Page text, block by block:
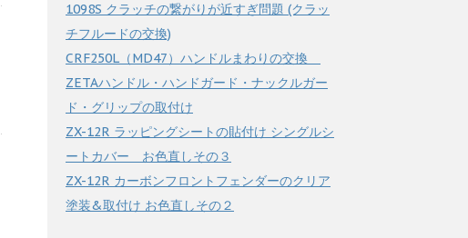
1098S クラッチの繋がりが近すぎ問題 (クラッ
チフルードの交換)
CRF250L（MD47）ハンドルまわりの交換
ZETAハンドル・ハンドガード・ナックルガー
ド・グリップの取付け
ZX-12R ラッピングシートの貼付け シングルシ
ートカバー お色直しその３
ZX-12R カーボンフロントフェンダーのクリア
塗装&取付け お色直しその２